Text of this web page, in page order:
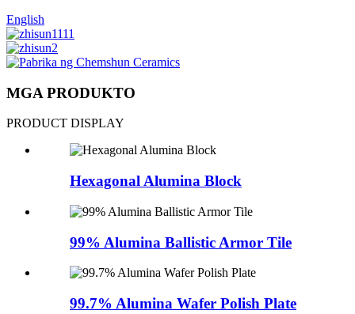
English
MGA PRODUKTO
PRODUCT DISPLAY
Hexagonal Alumina Block
99% Alumina Ballistic Armor Tile
99.7% Alumina Wafer Polish Plate